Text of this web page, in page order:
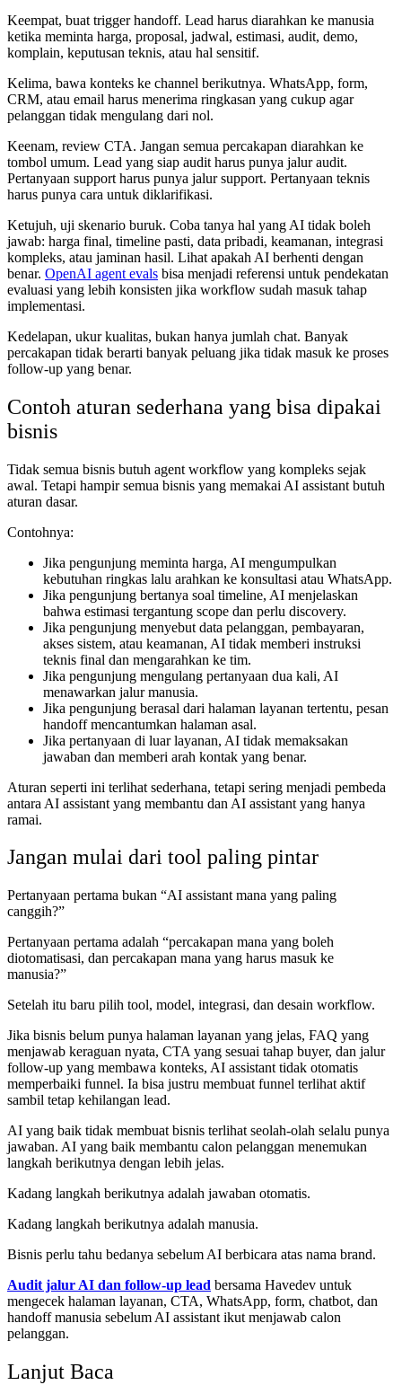
Keempat, buat trigger handoff. Lead harus diarahkan ke manusia
ketika meminta harga, proposal, jadwal, estimasi, audit, demo,
komplain, keputusan teknis, atau hal sensitif.
Kelima, bawa konteks ke channel berikutnya. WhatsApp, form,
CRM, atau email harus menerima ringkasan yang cukup agar
pelanggan tidak mengulang dari nol.
Keenam, review CTA. Jangan semua percakapan diarahkan ke
tombol umum. Lead yang siap audit harus punya jalur audit.
Pertanyaan support harus punya jalur support. Pertanyaan teknis
harus punya cara untuk diklarifikasi.
Ketujuh, uji skenario buruk. Coba tanya hal yang AI tidak boleh
jawab: harga final, timeline pasti, data pribadi, keamanan, integrasi
kompleks, atau jaminan hasil. Lihat apakah AI berhenti dengan
benar. OpenAI agent evals bisa menjadi referensi untuk pendekatan
evaluasi yang lebih konsisten jika workflow sudah masuk tahap
implementasi.
Kedelapan, ukur kualitas, bukan hanya jumlah chat. Banyak
percakapan tidak berarti banyak peluang jika tidak masuk ke proses
follow-up yang benar.
Contoh aturan sederhana yang bisa dipakai
bisnis
Tidak semua bisnis butuh agent workflow yang kompleks sejak
awal. Tetapi hampir semua bisnis yang memakai AI assistant butuh
aturan dasar.
Contohnya:
Jika pengunjung meminta harga, AI mengumpulkan
kebutuhan ringkas lalu arahkan ke konsultasi atau WhatsApp.
Jika pengunjung bertanya soal timeline, AI menjelaskan
bahwa estimasi tergantung scope dan perlu discovery.
Jika pengunjung menyebut data pelanggan, pembayaran,
akses sistem, atau keamanan, AI tidak memberi instruksi
teknis final dan mengarahkan ke tim.
Jika pengunjung mengulang pertanyaan dua kali, AI
menawarkan jalur manusia.
Jika pengunjung berasal dari halaman layanan tertentu, pesan
handoff mencantumkan halaman asal.
Jika pertanyaan di luar layanan, AI tidak memaksakan
jawaban dan memberi arah kontak yang benar.
Aturan seperti ini terlihat sederhana, tetapi sering menjadi pembeda
antara AI assistant yang membantu dan AI assistant yang hanya
ramai.
Jangan mulai dari tool paling pintar
Pertanyaan pertama bukan “AI assistant mana yang paling
canggih?”
Pertanyaan pertama adalah “percakapan mana yang boleh
diotomatisasi, dan percakapan mana yang harus masuk ke
manusia?”
Setelah itu baru pilih tool, model, integrasi, dan desain workflow.
Jika bisnis belum punya halaman layanan yang jelas, FAQ yang
menjawab keraguan nyata, CTA yang sesuai tahap buyer, dan jalur
follow-up yang membawa konteks, AI assistant tidak otomatis
memperbaiki funnel. Ia bisa justru membuat funnel terlihat aktif
sambil tetap kehilangan lead.
AI yang baik tidak membuat bisnis terlihat seolah-olah selalu punya
jawaban. AI yang baik membantu calon pelanggan menemukan
langkah berikutnya dengan lebih jelas.
Kadang langkah berikutnya adalah jawaban otomatis.
Kadang langkah berikutnya adalah manusia.
Bisnis perlu tahu bedanya sebelum AI berbicara atas nama brand.
Audit jalur AI dan follow-up lead bersama Havedev untuk
mengecek halaman layanan, CTA, WhatsApp, form, chatbot, dan
handoff manusia sebelum AI assistant ikut menjawab calon
pelanggan.
Lanjut Baca